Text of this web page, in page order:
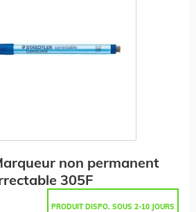
non permanent
305F
PRODUIT DISPO. SOUS 2-10 JOURS